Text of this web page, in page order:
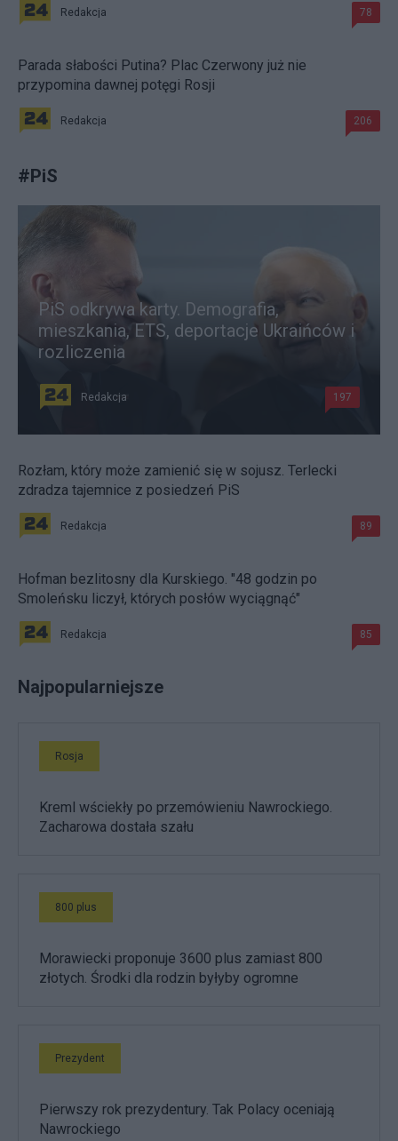
Redakcja 78
Parada słabości Putina? Plac Czerwony już nie
przypomina dawnej potęgi Rosji
Redakcja 206
#PiS
PiS odkrywa karty. Demografia,
mieszkania, ETS, deportacje Ukraińców i
rozliczenia
Redakcja 197
Rozłam, który może zamienić się w sojusz. Terlecki
zdradza tajemnice z posiedzeń PiS
Redakcja 89
Hofman bezlitosny dla Kurskiego. "48 godzin po
Smoleńsku liczył, których posłów wyciągnąć"
Redakcja 85
Najpopularniejsze
Rosja
Kreml wściekły po przemówieniu Nawrockiego.
Zacharowa dostała szału
800 plus
Morawiecki proponuje 3600 plus zamiast 800
złotych. Środki dla rodzin byłyby ogromne
Prezydent
Pierwszy rok prezydentury. Tak Polacy oceniają
Nawrockiego